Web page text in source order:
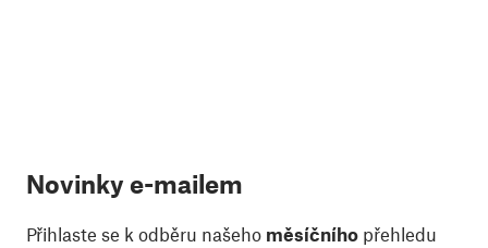
Novinky e-mailem
Přihlaste se k odběru našeho měsíčního přehledu